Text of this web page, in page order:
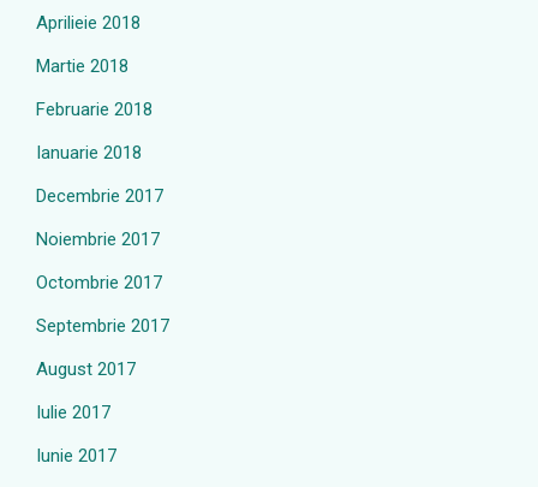
Aprilieie 2018
Martie 2018
Februarie 2018
Ianuarie 2018
Decembrie 2017
Noiembrie 2017
Octombrie 2017
Septembrie 2017
August 2017
Iulie 2017
Iunie 2017